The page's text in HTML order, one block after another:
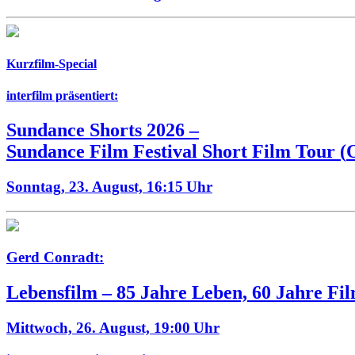
Kurzfilm-Special
interfilm präsentiert:
Sundance Shorts 2026–
Sundance Film Festival Short Film Tour (
Sonntag, 23. August, 16:15 Uhr
Gerd Conradt:
Lebensfilm – 85 Jahre Leben, 60 Jahre
Mittwoch, 26. August, 19:00 Uhr